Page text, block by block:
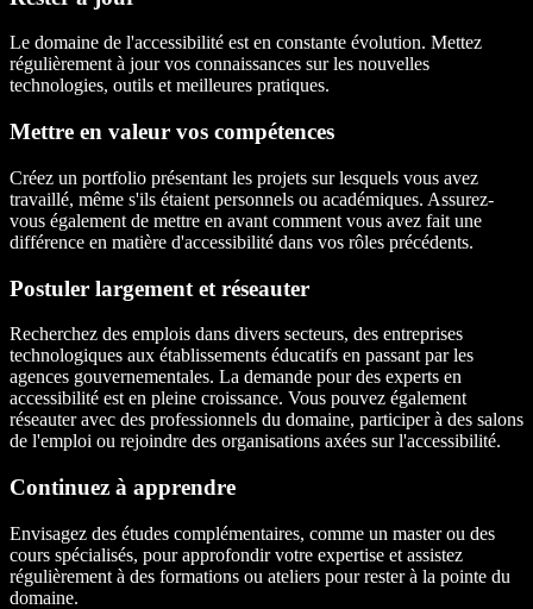
Le domaine de l'accessibilité est en constante évolution. Mettez
régulièrement à jour vos connaissances sur les nouvelles
technologies, outils et meilleures pratiques.
Mettre en valeur vos compétences
Créez un portfolio présentant les projets sur lesquels vous avez
travaillé, même s'ils étaient personnels ou académiques. Assurez-
vous également de mettre en avant comment vous avez fait une
différence en matière d'accessibilité dans vos rôles précédents.
Postuler largement et réseauter
Recherchez des emplois dans divers secteurs, des entreprises
technologiques aux établissements éducatifs en passant par les
agences gouvernementales. La demande pour des experts en
accessibilité est en pleine croissance. Vous pouvez également
réseauter avec des professionnels du domaine, participer à des salons
de l'emploi ou rejoindre des organisations axées sur l'accessibilité.
Continuez à apprendre
Envisagez des études complémentaires, comme un master ou des
cours spécialisés, pour approfondir votre expertise et assistez
régulièrement à des formations ou ateliers pour rester à la pointe du
domaine.